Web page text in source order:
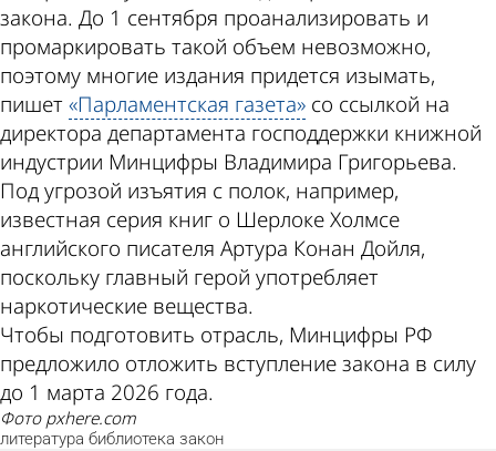
закона. До 1 сентября проанализировать и
промаркировать такой объем невозможно,
поэтому многие издания придется изымать,
пишет«Парламентская газета» со ссылкой на
директора департамента господдержки книжной
индустрии Минцифры Владимира Григорьева.
Под угрозой изъятия с полок, например,
известная серия книг о Шерлоке Холмсе
английского писателя Артура Конан Дойля,
поскольку главный герой употребляет
наркотические вещества.
Чтобы подготовить отрасль, Минцифры РФ
предложило отложить вступление закона в силу
до 1 марта 2026 года.
фото pxhere.com
литература библиотека закон